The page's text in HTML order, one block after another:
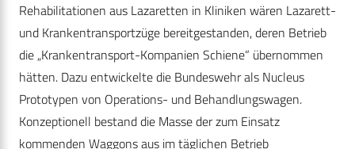
Rehabilitationen aus Lazaretten in Kliniken wären Lazarett-
und Krankentransportzüge bereitgestanden, deren Betrieb
die „Krankentransport-Kompanien Schiene“ übernommen
hätten. Dazu entwickelte die Bundeswehr als Nucleus
Prototypen von Operations- und Behandlungswagen.
Konzeptionell bestand die Masse der zum Einsatz
kommenden Waggons aus im täglichen Betrieb